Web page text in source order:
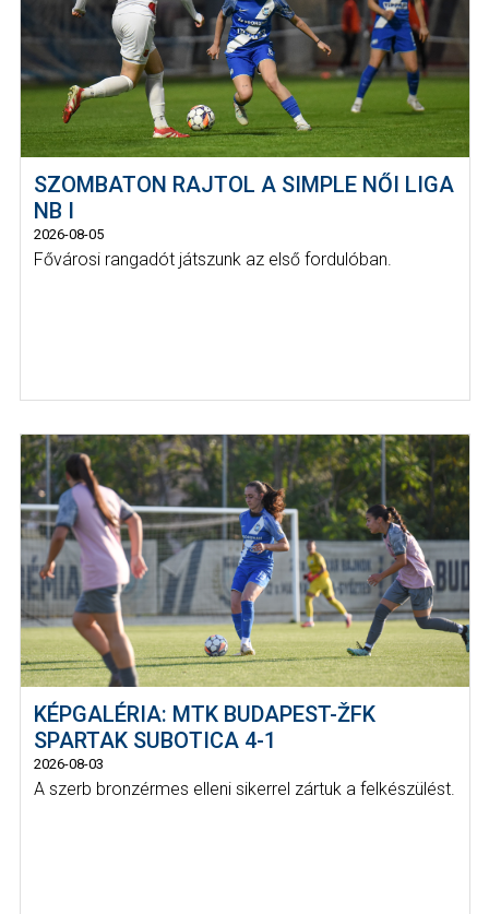
SZOMBATON RAJTOL A SIMPLE NŐI LIGA
NB I
2026-08-05
Fővárosi rangadót játszunk az első fordulóban.
KÉPGALÉRIA: MTK BUDAPEST-ŽFK
SPARTAK SUBOTICA 4-1
2026-08-03
A szerb bronzérmes elleni sikerrel zártuk a felkészülést.